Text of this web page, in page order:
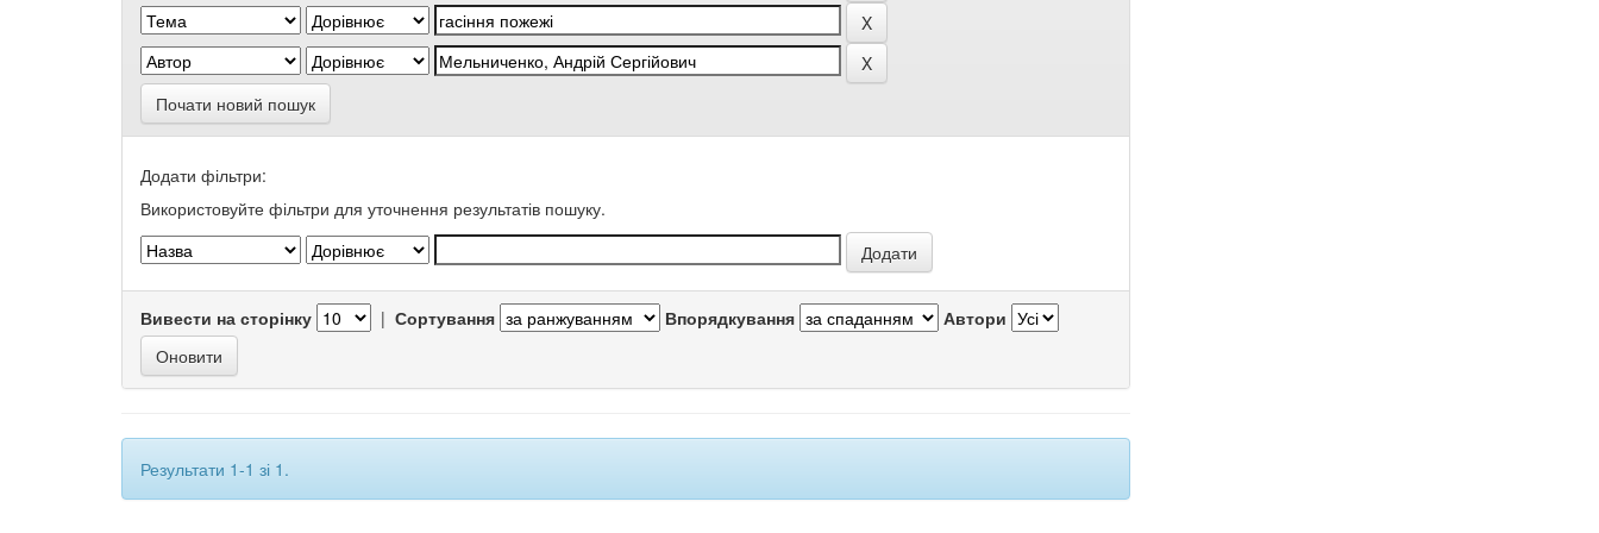
Почати новий пошук
Додати фільтри:
Використовуйте фільтри для уточнення результатів пошуку.
Вивести на сторінку | Сортування Впорядкування Автори
Результати 1-1 зі 1.